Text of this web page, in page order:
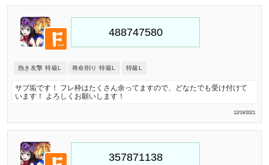
熱き友撃 特級L 将命削り 特級L 特級L
サブ垢です！ フレ枠はたくさん余ってますので、どなたでも受け付けて
います！ よろしくお願いします！
12/19/2021